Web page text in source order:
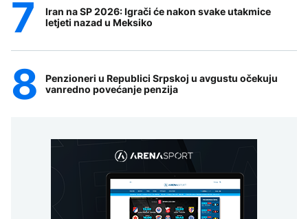
Iran na SP 2026: Igrači će nakon svake utakmice
letjeti nazad u Meksiko
Penzioneri u Republici Srpskoj u avgustu očekuju
vanredno povećanje penzija